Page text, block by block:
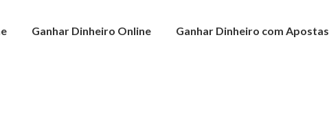
Ganhar Dinheiro Online Ganhar Dinheiro com Apostas